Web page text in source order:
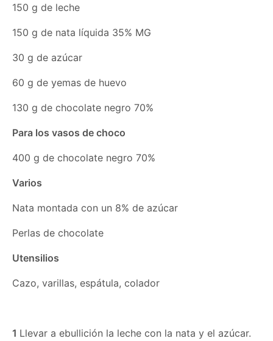
150 g de leche
150 g de nata líquida 35% MG
30 g de azúcar
60 g de yemas de huevo
130 g de chocolate negro 70%
Para los vasos de choco
400 g de chocolate negro 70%
Varios
Nata montada con un 8% de azúcar
Perlas de chocolate
Utensilios
Cazo, varillas, espátula, colador
1 Llevar a ebullición la leche con la nata y el azúcar.